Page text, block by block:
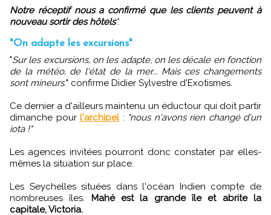
Notre réceptif nous a confirmé que les clients peuvent à
nouveau sortir des hôtels".
"On adapte les excursions"
"Sur les excursions, on les adapte, on les décale en fonction
de la météo, de l'état de la mer... Mais ces changements
sont mineurs." confirme Didier Sylvestre d'Exotismes.
Ce dernier a d'ailleurs maintenu un éductour qui doit partir
dimanche pour l'archipel: "nous n'avons rien changé d'un
iota !"
Les agences invitées pourront donc constater par elles-
mêmes la situation sur place.
Les Seychelles situées dans l'océan Indien compte de
nombreuses îles.
Mahé est la grande île et abrite la
capitale, Victoria.